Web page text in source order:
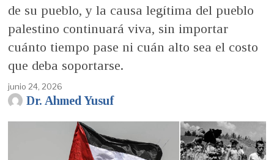
de su pueblo, y la causa legítima del pueblo
palestino continuará viva, sin importar
cuánto tiempo pase ni cuán alto sea el costo
que deba soportarse.
junio 24, 2026
Dr. Ahmed Yusuf